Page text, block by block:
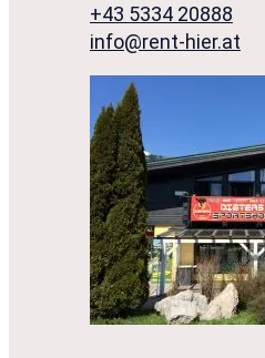
+43 5334 20888
info@rent-hier.at